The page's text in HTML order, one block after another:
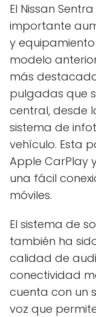
El Nissan
importante
y
modelo
más
pulgadas que
central, desde
sistema de
vehículo. Esta
Apple CarPlay
una fácil
móviles.
El sistema de
también ha
calidad de
conectividad
cuenta con un
voz que